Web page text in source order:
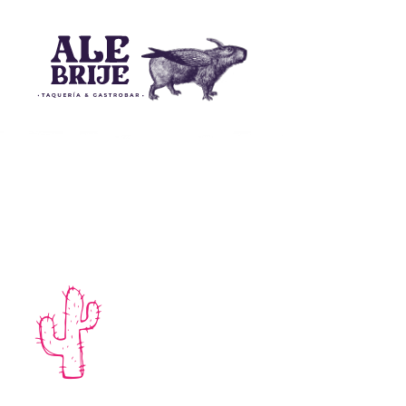
ALEBRIJE -